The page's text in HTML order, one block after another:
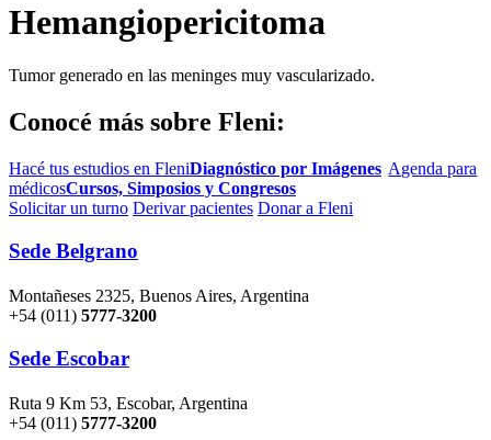
Hemangiopericitoma
Tumor generado en las meninges muy vascularizado.
Conocé más sobre Fleni:
Hacé tus estudios en FleniDiagnóstico por Imágenes Agenda para
médicosCursos, Simposios y Congresos
Solicitar un turno Derivar pacientes Donar a Fleni
Sede Belgrano
Montañeses 2325, Buenos Aires, Argentina
+54 (011) 5777-3200
Sede Escobar
Ruta 9 Km 53, Escobar, Argentina
+54 (011) 5777-3200